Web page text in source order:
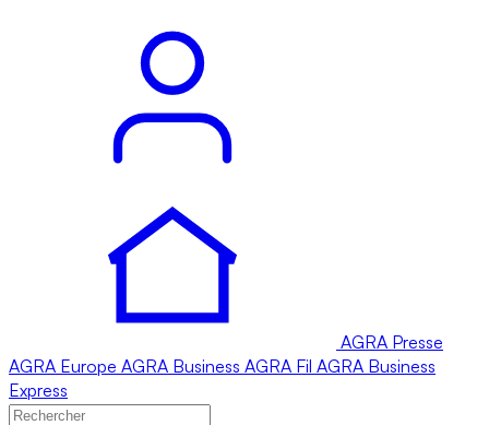
AGRA Presse
AGRA Europe AGRA Business AGRA Fil AGRA Business
Express